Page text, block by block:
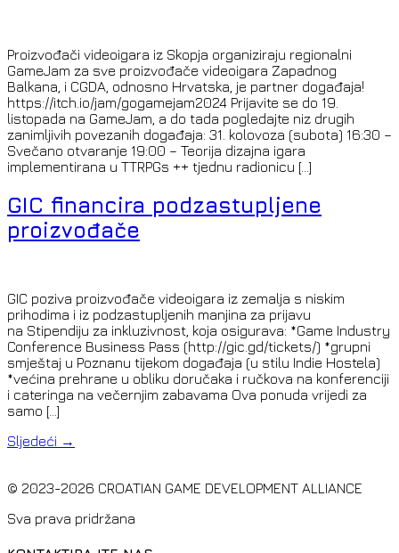
Proizvođači videoigara iz Skopja organiziraju regionalni
GameJam za sve proizvođače videoigara Zapadnog
Balkana, i CGDA, odnosno Hrvatska, je partner događaja!
https://itch.io/jam/gogamejam2024 Prijavite se do 19.
listopada na GameJam, a do tada pogledajte niz drugih
zanimljivih povezanih događaja: 31. kolovoza (subota) 16:30 –
Svečano otvaranje 19:00 – Teorija dizajna igara
implementirana u TTRPGs ++ tjednu radionicu […]
GIC financira podzastupljene
proizvođače
GIC poziva proizvođače videoigara iz zemalja s niskim
prihodima i iz podzastupljenih manjina za prijavu
na Stipendiju za inkluzivnost, koja osigurava: *Game Industry
Conference Business Pass (http://gic.gd/tickets/) *grupni
smještaj u Poznanu tijekom događaja (u stilu Indie Hostela)
*većina prehrane u obliku doručaka i ručkova na konferenciji
i cateringa na večernjim zabavama Ova ponuda vrijedi za
samo […]
Sljedeći →
© 2023-2026 CROATIAN GAME DEVELOPMENT ALLIANCE
Sva prava pridržana